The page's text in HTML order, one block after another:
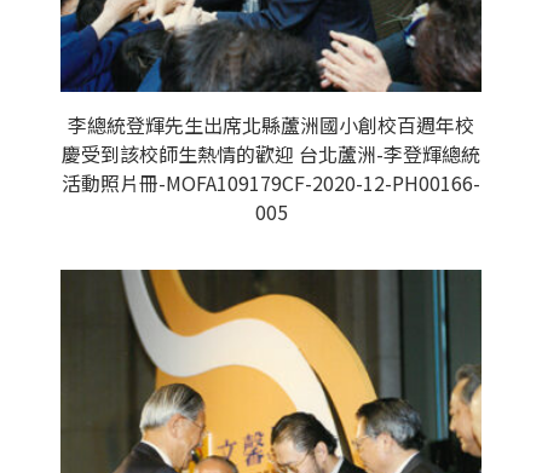
李總統登輝先生出席北縣蘆洲國小創校百週年校
慶受到該校師生熱情的歡迎 台北蘆洲-李登輝總統
活動照片冊-MOFA109179CF-2020-12-PH00166-
005